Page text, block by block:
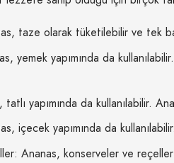
taze olarak tüketilebilir ve tek
yemek yapımında da
tatlı yapımında da kullanılabilir.
içecek yapımında da
Ananas, konserveler ve